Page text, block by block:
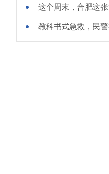
这个周末，合肥这张
教科书式急救，民